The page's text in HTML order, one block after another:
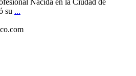
Nacida en la Ciudad de
su ...